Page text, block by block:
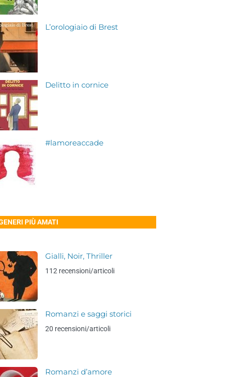
L’orologiaio di Brest
Delitto in cornice
#lamoreaccade
PIÙ AMATI
Gialli, Noir, Thriller
112 recensioni/articoli
Romanzi e saggi storici
20 recensioni/articoli
Romanzi d’amore